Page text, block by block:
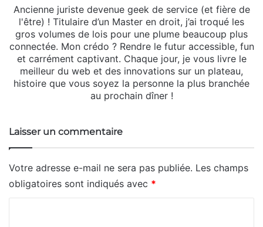
Ancienne juriste devenue geek de service (et fière de
l'être) ! Titulaire d’un Master en droit, j’ai troqué les
gros volumes de lois pour une plume beaucoup plus
connectée. Mon crédo ? Rendre le futur accessible, fun
et carrément captivant. Chaque jour, je vous livre le
meilleur du web et des innovations sur un plateau,
histoire que vous soyez la personne la plus branchée
au prochain dîner !
Laisser un commentaire
Votre adresse e-mail ne sera pas publiée. Les champs
obligatoires sont indiqués avec *